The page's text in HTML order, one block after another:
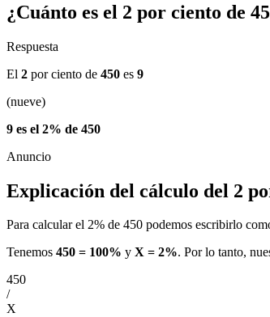
¿Cuánto es el 2 por ciento de
Respuesta
El 2 por ciento de 450 es 9
(nueve)
9 es el 2% de 450
Explicación del cálculo del 2
Para calcular el 2% de 450 podemos escribirlo
Tenemos 450 = 100% y X = 2%. Por lo tanto,
450
/
X